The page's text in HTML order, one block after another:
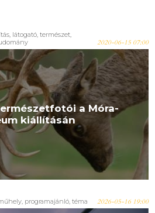
látogató, természet,
2020-06-15 07:00
a Móra-
kiállításán
programajánló, téma 2026-05-16 19:00